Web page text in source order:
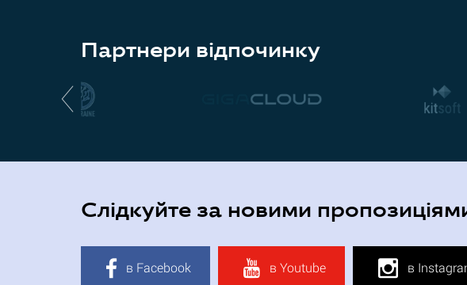
Партнери відпочинку
Слідкуйте за новими
в Facebook в Youtube в